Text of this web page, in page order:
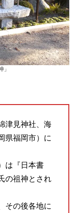
津見神社、海
県福岡市）に
は『日本書
の祖神とされ
その後各地に